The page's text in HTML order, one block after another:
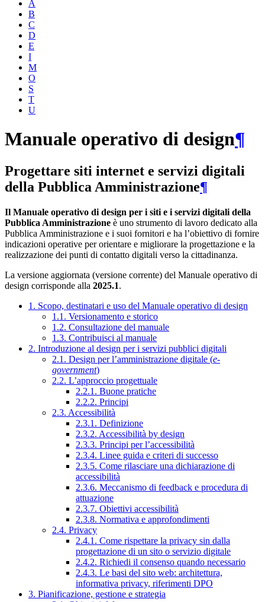
A
B
C
D
E
I
M
O
S
T
U
Manuale operativo di design¶
Progettare siti internet e servizi digitali
della Pubblica Amministrazione¶
Il Manuale operativo di design per i siti e i servizi digitali della
Pubblica Amministrazione è uno strumento di lavoro dedicato alla
Pubblica Amministrazione e i suoi fornitori e ha l’obiettivo di fornire
indicazioni operative per orientare e migliorare la progettazione e la
realizzazione dei punti di contatto digitali verso la cittadinanza.
La versione aggiornata (versione corrente) del Manuale operativo di
design corrisponde alla 2025.1.
1. Scopo, destinatari e uso del Manuale operativo di design
1.1. Versionamento e storico
1.2. Consultazione del manuale
1.3. Contribuisci al manuale
2. Introduzione al design per i servizi pubblici digitali
2.1. Design per l’amministrazione digitale (e-
government)
2.2. L’approccio progettuale
2.2.1. Buone pratiche
2.2.2. Principi
2.3. Accessibilità
2.3.1. Definizione
2.3.2. Accessibilità by design
2.3.3. Principi per l’accessibilità
2.3.4. Linee guida e criteri di successo
2.3.5. Come rilasciare una dichiarazione di
accessibilità
2.3.6. Meccanismo di feedback e procedura di
attuazione
2.3.7. Obiettivi accessibilità
2.3.8. Normativa e approfondimenti
2.4. Privacy
2.4.1. Come rispettare la privacy sin dalla
progettazione di un sito o servizio digitale
2.4.2. Richiedi il consenso quando necessario
2.4.3. Le basi del sito web: architettura,
informativa privacy, riferimenti DPO
3. Pianificazione, gestione e strategia